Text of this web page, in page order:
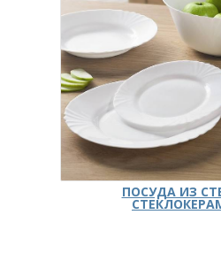
ПОСУДА ИЗ